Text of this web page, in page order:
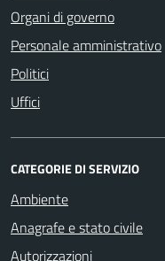
Organi di governo
Personale amministrativo
Politici
Uffici
CATEGORIE DI SERVIZIO
Ambiente
Anagrafe e stato civile
Autorizzazioni